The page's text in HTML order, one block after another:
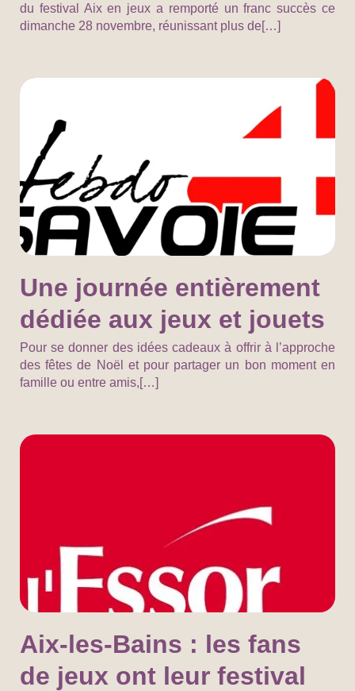
du festival Aix en jeux a remporté un franc succès ce
dimanche 28 novembre, réunissant plus de[…]
Une journée entièrement
dédiée aux jeux et jouets
Pour se donner des idées cadeaux à offrir à l’approche
des fêtes de Noël et pour partager un bon moment en
famille ou entre amis,[…]
Aix-les-Bains : les fans
de jeux ont leur festival